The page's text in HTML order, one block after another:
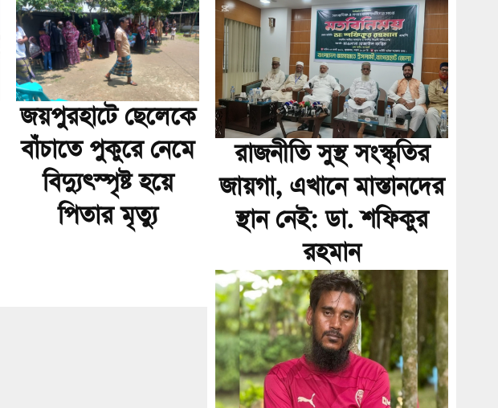
জয়পুরহাটে ছেলেকে
বাঁচাতে পুকুরে নেমে
বিদ্যুৎস্পৃষ্ট হয়ে
পিতার মৃত্যু
রাজনীতি সুস্থ সংস্কৃতির
জায়গা, এখানে মাস্তানদের
স্থান নেই: ডা. শফিকুর
রহমান